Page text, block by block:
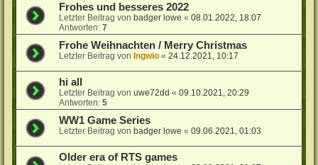
Frohes und besseres 2022
Letzter Beitrag von badger lowe «08.01.2022, 18:07
Antworten:7
Frohe Weihnachten / Merry Christmas
Letzter Beitrag von Ingwio «24.12.2021, 10:17
hi all
Letzter Beitrag vonuwe72dd «09.10.2021, 20:29
Antworten:5
WW1 Game Series
Letzter Beitrag von badger lowe «09.06.2021, 01:03
Older era of RTS games